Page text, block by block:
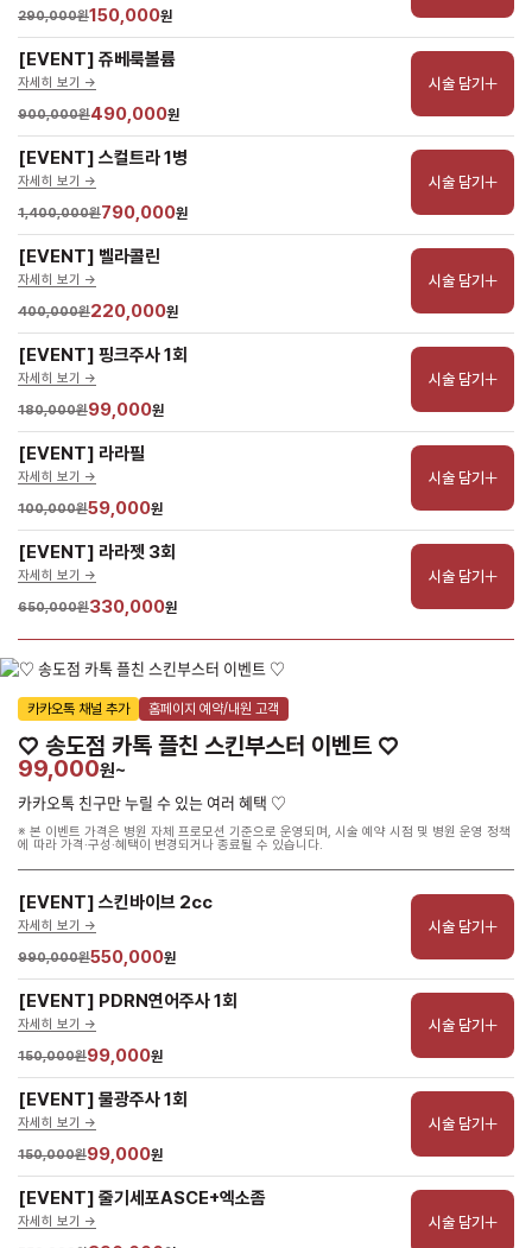
290,000원150,000원
[EVENT] 쥬베룩볼륨
자세히 보기 ->
900,000원490,000원
시술 담기
[EVENT] 스컬트라 1병
자세히 보기 ->
1,400,000원790,000원
시술 담기
[EVENT] 벨라콜린
자세히 보기 ->
400,000원220,000원
시술 담기
[EVENT] 핑크주사 1회
자세히 보기 ->
180,000원99,000원
시술 담기
[EVENT] 라라필
자세히 보기 ->
100,000원59,000원
시술 담기
[EVENT] 라라젯 3회
자세히 보기 ->
650,000원330,000원
시술 담기
카카오톡 채널 추가 홈페이지 예약/내원 고객
♡ 송도점 카톡 플친 스킨부스터 이벤트 ♡
99,000원~
카카오톡 친구만 누릴 수 있는 여러 혜택 ♡
※ 본 이벤트 가격은 병원 자체 프로모션 기준으로 운영되며, 시술 예약 시점 및 병원 운영 정책
에 따라 가격·구성·혜택이 변경되거나 종료될 수 있습니다.
[EVENT] 스킨바이브 2cc
자세히 보기 ->
990,000원550,000원
시술 담기
[EVENT] PDRN연어주사 1회
자세히 보기 ->
150,000원99,000원
시술 담기
[EVENT] 물광주사 1회
자세히 보기 ->
150,000원99,000원
시술 담기
[EVENT] 줄기세포ASCE+엑소좀
자세히 보기 -> 시술 담기